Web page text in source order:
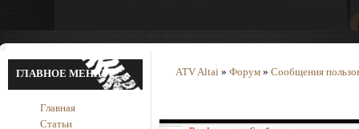
ГЛАВНОЕ МЕНЮ
Главная
Статьи
ATV Altai » Форум » Сообщения